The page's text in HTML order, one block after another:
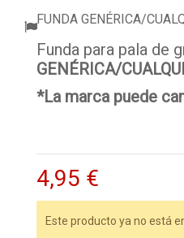
FUNDA GENÉRICA/
Funda para pala de
GENÉRICA/
*La marca puede
4,95 €
Este producto ya no está